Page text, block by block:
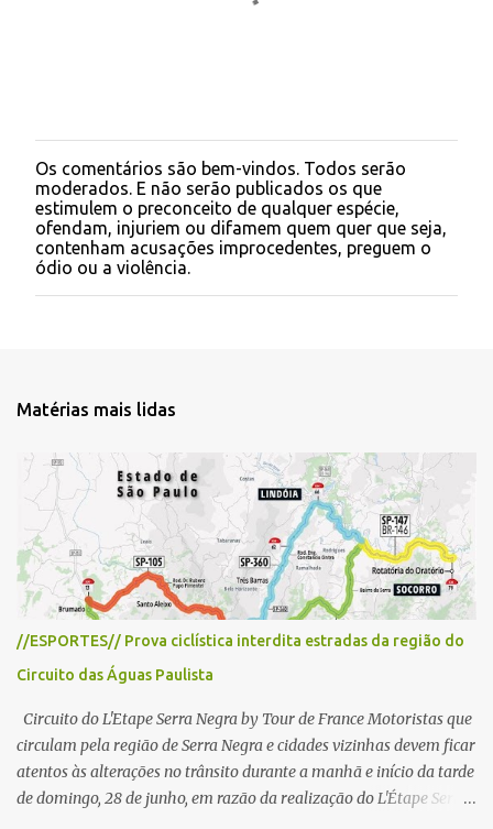
P
o
s
t
a
r
u
n
i
o
Os comentários são bem-vindos. Todos serão
moderados. E não serão publicados os que
estimulem o preconceito de qualquer espécie,
ofendam, injuriem ou difamem quem quer que seja,
contenham acusações improcedentes, preguem o
ódio ou a violência.
Matérias mais lidas
//ESPORTES// Prova ciclística interdita estradas da região do
Circuito das Águas Paulista
Circuito do L'Etape Serra Negra by Tour de France Motoristas que
circulam pela região de Serra Negra e cidades vizinhas devem ficar
atentos às alterações no trânsito durante a manhã e início da tarde
de domingo, 28 de junho, em razão da realização do L'Étape Serra